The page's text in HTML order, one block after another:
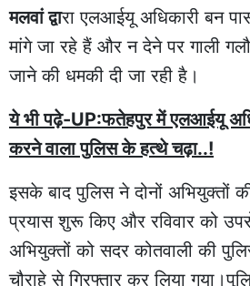
मलवां द्वारा एलआईयू अधिकारी बन
मांगे जा रहे हैं और न देने पर गाली
जाने की धमकी दी जा रही है।
ये भी पढ़े-UP:फतेहपुर में एलआईयू
करने वाला पुलिस के हत्थे चढ़ा..!
इसके बाद पुलिस ने दोनों अभियुक्तों
प्रयास शुरू किए और रविवार को
अभियुक्तों को सदर कोतवाली की पुलिस
चौराहे से गिरफ्तार कर लिया